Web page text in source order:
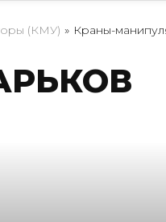
(КМУ) » Краны-